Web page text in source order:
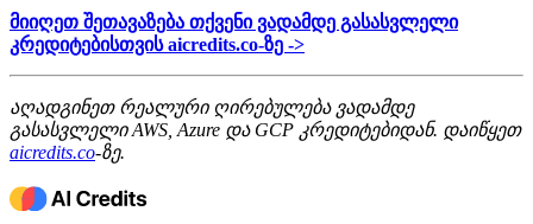
მიიღეთ შეთავაზება თქვენი ვადამდე გასასვლელი
კრედიტებისთვის aicredits.co-ზე ->
აღადგინეთ რეალური ღირებულება ვადამდე
გასასვლელი AWS, Azure და GCP კრედიტებიდან. დაიწყეთ
aicredits.co-ზე.